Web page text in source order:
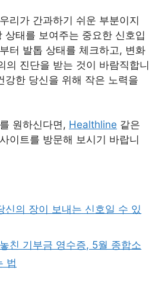
리가 간과하기 쉬운 부분이지
상태를 보여주는 중요한 신호입
터 발톱 상태를 체크하고, 변화
의 진단을 받는 것이 바람직합니
강한 당신을 위해 작은 노력을
원하신다면, Healthline 같은
이트를 방문해 보시기 바랍니
신의 장이 보내는 신호일 수 있
친 기부금 영수증, 5월 종합소
법